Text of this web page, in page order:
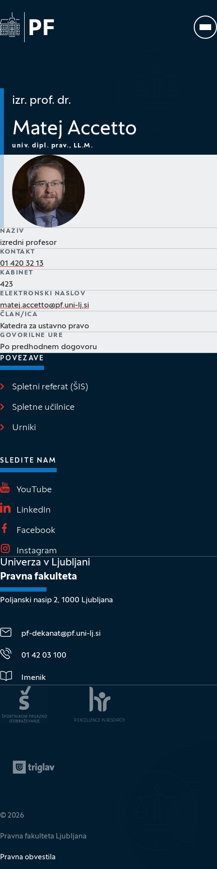
Na začetno stran
izr. prof. dr.
Matej Accetto
univ. dipl. prav., LL.M.
NAZIV
izredni profesor
KONTAKT
01 420 32 13
KABINET
423
ELEKTRONSKI NASLOV
matej.accetto@pf.uni-lj.si
ČLAN/ICA
Katedra za ustavno pravo
GOVORILNE URE
Po predhodnem dogovoru
POVEZAVE
Spletni referat (ŠIS)
Spletne učilnice
Urniki
SLEDITE NAM
YouTube
LinkedIn
Facebook
Instagram
Univerza v Ljubljani
Pravna fakulteta
Poljanski nasip 2, 1000 Ljubljana
pf-dekanat@pf.uni-lj.si
01 42 03 100
Imenik
© 2026
Pravna fakulteta Ljubljana
Pravna obvestila